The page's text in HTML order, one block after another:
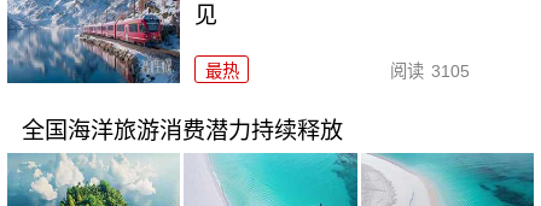
见
最热 阅读 3105
全国海洋旅游消费潜力持续释放